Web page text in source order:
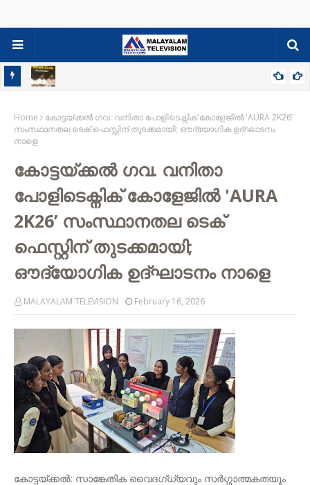
9ന്
Home
കോട്ടയ്ക്കൽ ഗവ. വനിതാ പോളിടെക്നിക് കോളേജിൽ 'AURA 2K26’
സംസ്ഥാനതല ടെക് ഫെസ്റ്റിന് തുടക്കമായി; ഔദ്യോഗിക ഉദ്ഘാടനം
നാളെ
കോട്ടയ്ക്കൽ ഗവ. വനിതാ
പോളിടെക്നിക് കോളേജിൽ 'AURA
2K26’ സംസ്ഥാനതല ടെക്
ഫെസ്റ്റിന് തുടക്കമായി;
ഔദ്യോഗിക ഉദ്ഘാടനം നാളെ
MALAYALAM TELEVISION February 16, 2026
​കോട്ടയ്ക്കൽ: സാങ്കേതിക വൈദഗ്ധ്യവും സർഗ്ഗാത്മകതയും